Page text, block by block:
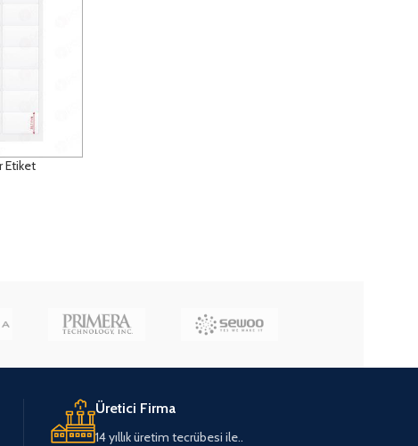
Etiket
Üretici Firma
14 yıllık üretim tecrübesi ile..